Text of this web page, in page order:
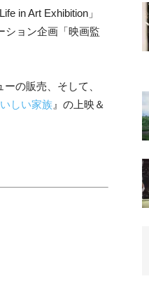
in Art Exhibition」
ション企画「映画監
の販売、そして、
しい家族 』の上映＆